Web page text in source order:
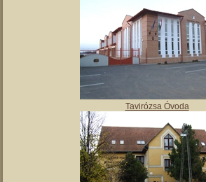
Polgármesteri hivatal
Tulipán Bölcsőde